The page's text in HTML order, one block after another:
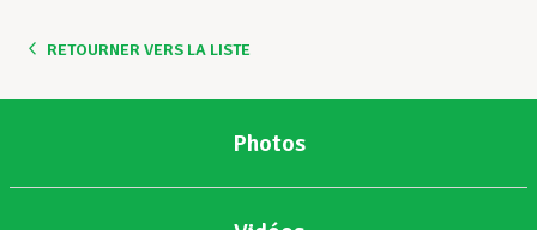
RETOURNER VERS LA LISTE
Photos